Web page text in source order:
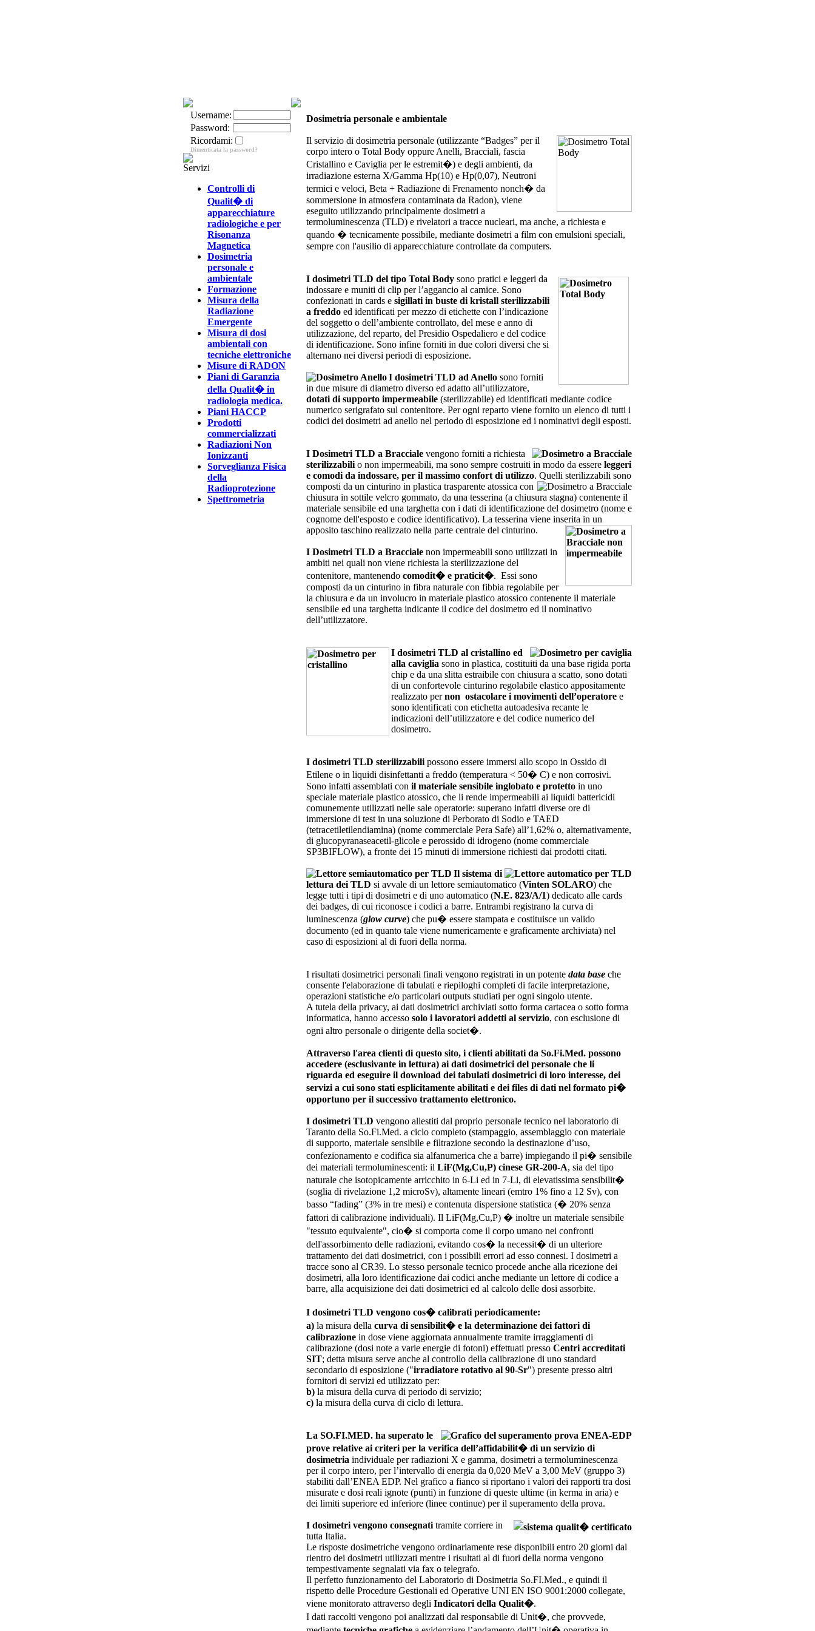
Username:
Password:
Ricordami:
Dimenticata la password?
Servizi
Controlli di
Qualit� di
apparecchiature
radiologiche e per
Risonanza
Magnetica
Dosimetria
personale e
ambientale
Formazione
Misura della
Radiazione
Emergente
Misura di dosi
ambientali con
tecniche elettroniche
Misure di RADON
Piani di Garanzia
della Qualit� in
radiologia medica.
Piani HACCP
Prodotti
commercializzati
Radiazioni Non
Ionizzanti
Sorveglianza Fisica
della
Radioprotezione
Spettrometria
Dosimetria personale e ambientale
Il servizio di dosimetria personale (utilizzante “Badges” per il
corpo intero o Total Body oppure Anelli, Bracciali, fascia
Cristallino e Caviglia per le estremit�) e degli ambienti, da
irradiazione esterna X/Gamma Hp(10) e Hp(0,07), Neutroni
termici e veloci, Beta + Radiazione di Frenamento nonch� da
sommersione in atmosfera contaminata da Radon), viene
eseguito utilizzando principalmente dosimetri a
termoluminescenza (TLD) e rivelatori a tracce nucleari, ma anche, a richiesta e
quando � tecnicamente possibile, mediante dosimetri a film con emulsioni speciali,
sempre con l'ausilio di apparecchiature controllate da computers.
I dosimetri TLD del tipo Total Body sono pratici e leggeri da
indossare e muniti di clip per l’aggancio al camice. Sono
confezionati in cards e sigillati in buste di kristall sterilizzabili
a freddo ed identificati per mezzo di etichette con l’indicazione
del soggetto o dell’ambiente controllato, del mese e anno di
utilizzazione, del reparto, del Presidio Ospedaliero e del codice
di identificazione. Sono infine forniti in due colori diversi che si
alternano nei diversi periodi di esposizione.
I dosimetri TLD ad Anello sono forniti
in due misure di diametro diverso ed adatto all’utilizzatore,
dotati di supporto impermeabile (sterilizzabile) ed identificati mediante codice
numerico serigrafato sul contenitore. Per ogni reparto viene fornito un elenco di tutti i
codici dei dosimetri ad anello nel periodo di esposizione ed i nominativi degli esposti.
I Dosimetri TLD a Bracciale vengono forniti a richiesta
sterilizzabili o non impermeabili, ma sono sempre costruiti in modo da essere leggeri
e comodi da indossare, per il massimo confort di utilizzo. Quelli sterilizzabili sono
composti da un cinturino in plastica trasparente atossica con
chiusura in sottile velcro gommato, da una tesserina (a chiusura stagna) contenente il
materiale sensibile ed una targhetta con i dati di identificazione del dosimetro (nome e
cognome dell'esposto e codice identificativo). La tesserina viene inserita in un
apposito taschino realizzato nella parte centrale del cinturino.
I Dosimetri TLD a Bracciale non impermeabili sono utilizzati in
ambiti nei quali non viene richiesta la sterilizzazione del
contenitore, mantenendo comodit� e praticit�. Essi sono
composti da un cinturino in fibra naturale con fibbia regolabile per
la chiusura e da un involucro in materiale plastico atossico contenente il materiale
sensibile ed una targhetta indicante il codice del dosimetro ed il nominativo
dell’utilizzatore.
I dosimetri TLD al cristallino ed
alla caviglia sono in plastica, costituiti da una base rigida porta
chip e da una slitta estraibile con chiusura a scatto, sono dotati
di un confortevole cinturino regolabile elastico appositamente
realizzato pernon ostacolare i movimenti dell’operatore e
sono identificati con etichetta autoadesiva recante le
indicazioni dell’utilizzatore e del codice numerico del
dosimetro.
I dosimetri TLD sterilizzabili possono essere immersi allo scopo in Ossido di
Etilene o in liquidi disinfettanti a freddo (temperatura < 50� C) e non corrosivi.
Sono infatti assemblati con il materiale sensibile inglobato e protetto in uno
speciale materiale plastico atossico, che li rende impermeabili ai liquidi battericidi
comunemente utilizzati nelle sale operatorie: superano infatti diverse ore di
immersione di test in una soluzione di Perborato di Sodio e TAED
(tetracetiletilendiamina) (nome commerciale Pera Safe) all’1,62% o, alternativamente,
di glucopyranaseacetil-glicole e perossido di idrogeno (nome commerciale
SP3BIFLOW), a fronte dei 15 minuti di immersione richiesti dai prodotti citati.
Il sistema di
lettura dei TLD si avvale di un lettore semiautomatico (Vinten SOLARO) che
legge tutti i tipi di dosimetri e di uno automatico (N.E. 823/A/1) dedicato alle cards
dei badges, di cui riconosce i codici a barre. Entrambi registrano la curva di
luminescenza (glow curve) che pu� essere stampata e costituisce un valido
documento (ed in quanto tale viene numericamente e graficamente archiviata) nel
caso di esposizioni al di fuori della norma.
I risultati dosimetrici personali finali vengono registrati in un potente data base che
consente l'elaborazione di tabulati e riepiloghi completi di facile interpretazione,
operazioni statistiche e/o particolari outputs studiati per ogni singolo utente.
A tutela della privacy, ai dati dosimetrici archiviati sotto forma cartacea o sotto forma
informatica, hanno accesso solo i lavoratori addetti al servizio, con esclusione di
ogni altro personale o dirigente della societ�.
Attraverso l'area clienti di questo sito, i clienti abilitati da So.Fi.Med. possono
accedere (esclusivante in lettura) ai dati dosimetrici del personale che li
riguarda ed eseguire il download dei tabulati dosimetrici di loro interesse, dei
servizi a cui sono stati esplicitamente abilitati e dei files di dati nel formato pi�
opportuno per il successivo trattamento elettronico.
I dosimetri TLD vengono allestiti dal proprio personale tecnico nel laboratorio di
Taranto della So.Fi.Med. a ciclo completo (stampaggio, assemblaggio con materiale
di supporto, materiale sensibile e filtrazione secondo la destinazione d’uso,
confezionamento e codifica sia alfanumerica che a barre) impiegando il pi� sensibile
dei materiali termoluminescenti: il LiF(Mg,Cu,P) cinese GR-200-A, sia del tipo
naturale che isotopicamente arricchito in 6-Li ed in 7-Li, di elevatissima sensibilit�
(soglia di rivelazione 1,2 microSv), altamente lineari (emtro 1% fino a 12 Sv), con
basso “fading” (3% in tre mesi) e contenuta dispersione statistica (� 20% senza
fattori di calibrazione individuali). Il LiF(Mg,Cu,P) � inoltre un materiale sensibile
"tessuto equivalente", cio� si comporta come il corpo umano nei confronti
dell'assorbimento delle radiazioni, evitando cos� la necessit� di un ulteriore
trattamento dei dati dosimetrici, con i possibili errori ad esso connesi. I dosimetri a
tracce sono al CR39. Lo stesso personale tecnico procede anche alla ricezione dei
dosimetri, alla loro identificazione dai codici anche mediante un lettore di codice a
barre, alla acquisizione dei dati dosimetrici ed al calcolo delle dosi assorbite.
I dosimetri TLD vengono cos� calibrati periodicamente:
a) la misura della curva di sensibilit� e la determinazione dei fattori di
calibrazione in dose viene aggiornata annualmente tramite irraggiamenti di
calibrazione (dosi note a varie energie di fotoni) effettuati presso Centri accreditati
SIT; detta misura serve anche al controllo della calibrazione di uno standard
secondario di esposizione ("irradiatore rotativo al 90-Sr") presente presso altri
fornitori di servizi ed utilizzato per:
b) la misura della curva di periodo di servizio;
c) la misura della curva di ciclo di lettura.
La SO.FI.MED. ha superato le
prove relative ai criteri per la verifica dell’affidabilit� di un servizio di
dosimetria individuale per radiazioni X e gamma, dosimetri a termoluminescenza
per il corpo intero, per l’intervallo di energia da 0,020 MeV a 3,00 MeV (gruppo 3)
stabiliti dall’ENEA EDP. Nel grafico a fianco si riportano i valori dei rapporti tra dosi
misurate e dosi reali ignote (punti) in funzione di queste ultime (in kerma in aria) e
dei limiti superiore ed inferiore (linee continue) per il superamento della prova.
I dosimetri vengono consegnati tramite corriere in
tutta Italia.
Le risposte dosimetriche vengono ordinariamente rese disponibili entro 20 giorni dal
rientro dei dosimetri utilizzati mentre i risultati al di fuori della norma vengono
tempestivamente segnalati via fax o telegrafo.
Il perfetto funzionamento del Laboratorio di Dosimetria So.FI.Med., e quindi il
rispetto delle Procedure Gestionali ed Operative UNI EN ISO 9001:2000 collegate,
viene monitorato attraverso degli Indicatori della Qualit�.
I dati raccolti vengono poi analizzati dal responsabile di Unit�, che provvede,